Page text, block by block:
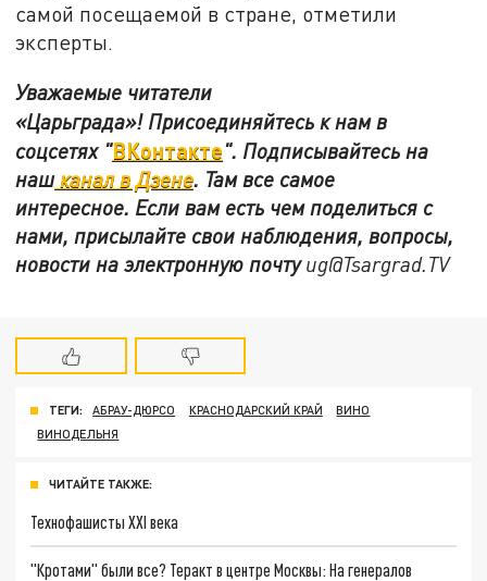
самой посещаемой в стране, отметили
эксперты.
Уважаемые читатели
«Царьграда»! Присоединяйтесь к нам в
соцсетях "ВКонтакте". Подписывайтесь на
нашканал в Дзене. Там все самое
интересное. Если вам есть чем поделиться с
нами, присылайте свои наблюдения, вопросы,
новости на электронную почтуug@Tsargrad.TV
ТЕГИ: АБРАУ-ДЮРСО КРАСНОДАРСКИЙ КРАЙ
ВИНО
ВИНОДЕЛЬНЯ
ЧИТАЙТЕ ТАКЖЕ:
Технофашисты XXI века
"Кротами" были все? Теракт в центре Москвы: На генералов